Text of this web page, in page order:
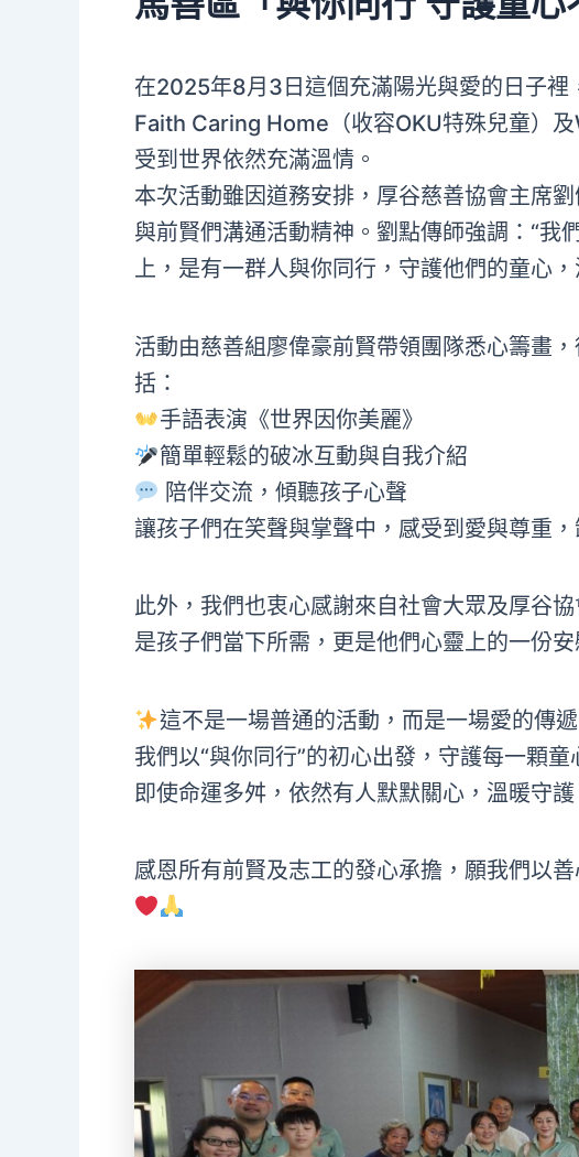
在2025年8月3日這個充滿陽光與愛的日子
Faith Caring Home（收容OKU特殊兒童）
受到世界依然充滿溫情。
本次活動雖因道務安排，厚谷慈善協會主席
與前賢們溝通活動精神。劉點傳師強調：“
上，是有一群人與你同行，守護他們的童心，
活動由慈善組廖偉豪前賢帶領團隊悉心籌畫
括：
手語表演《世界因你美麗》
簡單輕鬆的破冰互動與自我介紹
陪伴交流，傾聽孩子心聲
讓孩子們在笑聲與掌聲中，感受到愛與尊重
此外，我們也衷心感謝來自社會大眾及厚谷
是孩子們當下所需，更是他們心靈上的一份安
這不是一場普通的活動，而是一場愛的傳遞
我們以“與你同行”的初心出發，守護每一顆童
即使命運多舛，依然有人默默關心，溫暖守護
感恩所有前賢及志工的發心承擔，願我們以